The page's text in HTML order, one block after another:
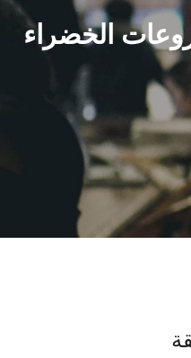
الخضراء